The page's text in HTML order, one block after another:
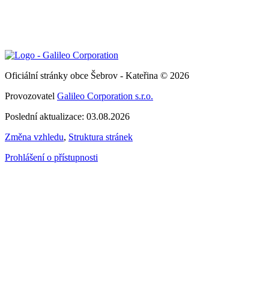
Oficiální stránky obce Šebrov - Kateřina © 2026
Provozovatel Galileo Corporation s.r.o.
Poslední aktualizace: 03.08.2026
Změna vzhledu, Struktura stránek
Prohlášení o přístupnosti